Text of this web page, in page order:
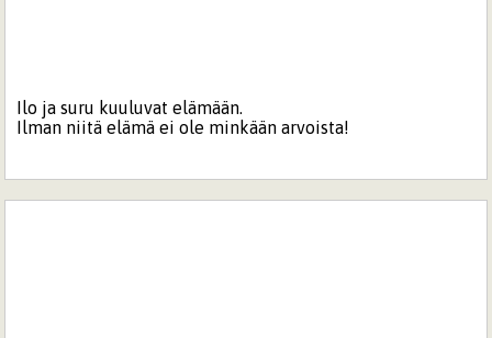
Ilo ja suru kuuluvat elämään.
Ilman niitä elämä ei ole minkään arvoista!